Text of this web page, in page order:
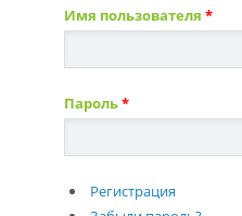
Имя пользователя *
Пароль*
Регистрация